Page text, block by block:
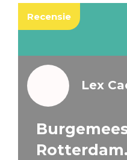
Recensie
Lex